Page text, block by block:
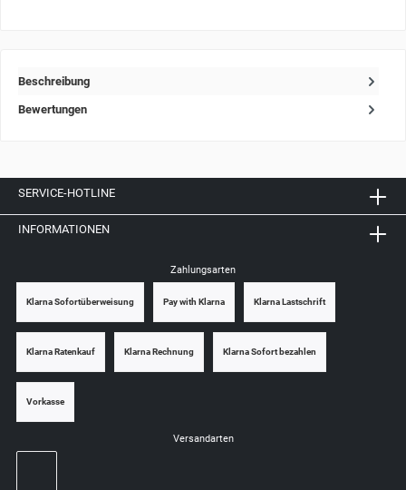
Beschreibung
Bewertungen
SERVICE-HOTLINE
INFORMATIONEN
Zahlungsarten
Klarna Sofortüberweisung Pay with Klarna Klarna Lastschrift
Klarna Ratenkauf Klarna Rechnung Klarna Sofort bezahlen
Vorkasse
Versandarten